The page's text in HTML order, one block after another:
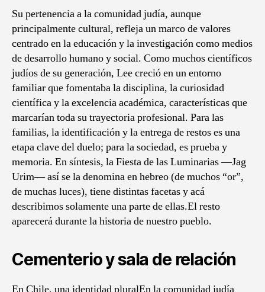
Su pertenencia a la comunidad judía, aunque
principalmente cultural, refleja un marco de valores
centrado en la educación y la investigación como medios
de desarrollo humano y social. Como muchos científicos
judíos de su generación, Lee creció en un entorno
familiar que fomentaba la disciplina, la curiosidad
científica y la excelencia académica, características que
marcarían toda su trayectoria profesional. Para las
familias, la identificación y la entrega de restos es una
etapa clave del duelo; para la sociedad, es prueba y
memoria. En síntesis, la Fiesta de las Luminarias —Jag
Urim— así se la denomina en hebreo (de muchos “or”,
de muchas luces), tiene distintas facetas y acá
describimos solamente una parte de ellas.El resto
aparecerá durante la historia de nuestro pueblo.
Cementerio y sala de relación
En Chile, una identidad pluralEn la comunidad judía